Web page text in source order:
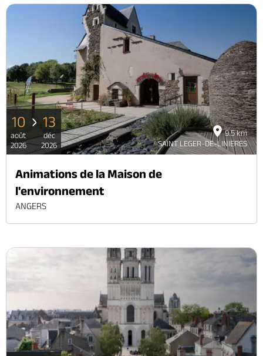
9.5 km
SAINT LEGER-DE-LINIERES
10
août
2026
13
déc
2026
Animations de la Maison de
l'environnement
ANGERS